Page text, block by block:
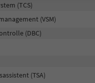
(TCS)
(VSM)
(DBC)
(TSA)